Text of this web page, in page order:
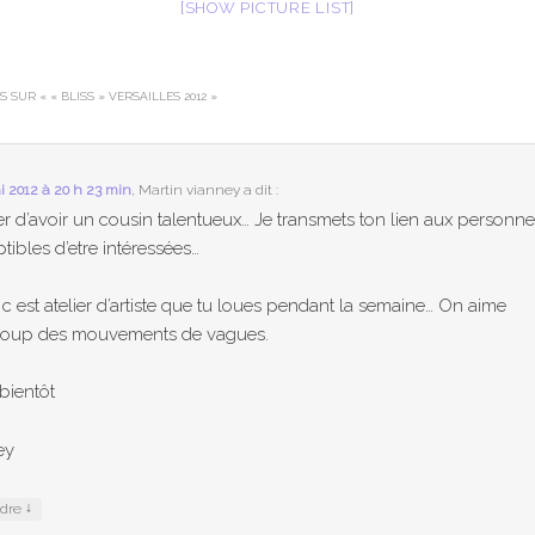
[SHOW PICTURE LIST]
SUR « « BLISS » VERSAILLES 2012»
2012 à 20 h 23 min Martin vianney a dit :
d’avoir un cousin talentueux… Je transmets ton lien aux
d’etre intéressées…
est atelier d’artiste que tu loues pendant la semaine… On aime
des mouvements de vagues.
↓